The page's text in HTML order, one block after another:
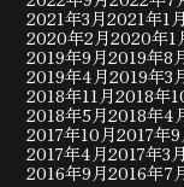
2021年3月2021年1
2020年2月2020年1
2019年9月2019年8
2019年4月2019年3
2018年11月2018年
2018年5月2018年4
2017年10月2017年
2017年4月2017年3
2016年9月2016年7